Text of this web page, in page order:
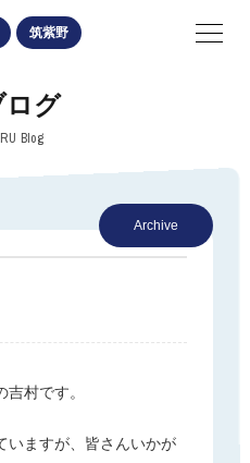
筑紫野
ログ
Blog
Archive
村です。
いますが、皆さんいかが